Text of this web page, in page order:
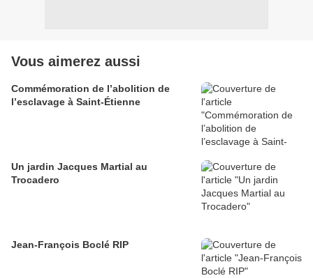
Vous aimerez aussi
Commémoration de l’abolition de
l’esclavage à Saint-Étienne
Un jardin Jacques Martial au
Trocadero
Jean-François Boclé RIP